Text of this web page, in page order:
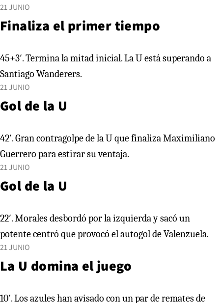
21 JUNIO
Finaliza el primer tiempo
45+3′. Termina la mitad inicial. La U está superando a
Santiago Wanderers.
21 JUNIO
Gol de la U
42′. Gran contragolpe de la U que finaliza Maximiliano
Guerrero para estirar su ventaja.
21 JUNIO
Gol de la U
22′. Morales desbordó por la izquierda y sacó un
potente centró que provocó el autogol de Valenzuela.
21 JUNIO
La U domina el juego
10′. Los azules han avisado con un par de remates de